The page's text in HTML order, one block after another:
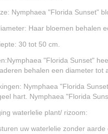
Nymphaea "Florida Sunset"
Haar bloemen behalen
30 tot 50 cm.
"Florida Sunset"
behalen een diameter tot
Nymphaea "Florida
hart. Nymphaea "Florida
waterlelie plant/ rizoom:
uw waterlelie zonder